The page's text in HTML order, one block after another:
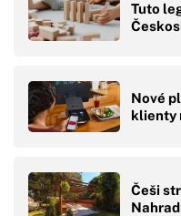
Tuto
Nové
klienty
Češi